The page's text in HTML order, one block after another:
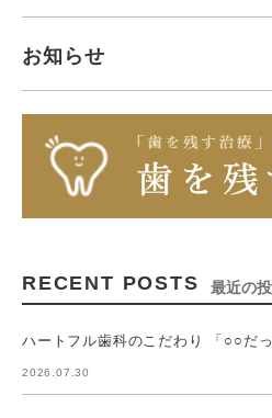
お知らせ
RECENT POSTS 最近の
ハートフル歯科のこだわり 「○○だ
2026.07.30